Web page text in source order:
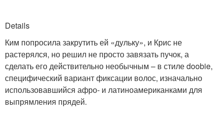
Details
Ким попросила закрутить ей «дульку», и Крис не
растерялся, но решил не просто завязать пучок, а
сделать его действительно необычным – в стиле doobie,
специфический вариант фиксации волос, изначально
использовавшийся афро- и латиноамериканками для
выпрямления прядей.